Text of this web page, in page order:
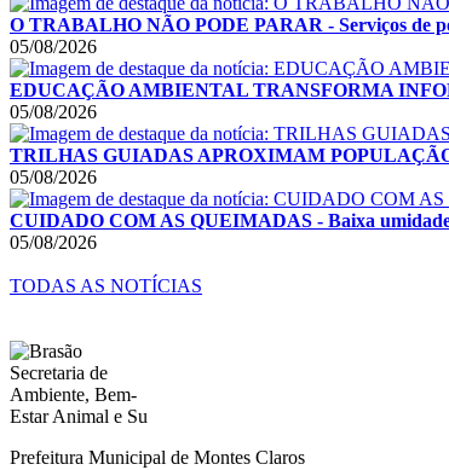
O TRABALHO NÃO PODE PARAR - Serviços de
05/08/2026
EDUCAÇÃO AMBIENTAL TRANSFORMA
05/08/2026
TRILHAS GUIADAS APROXIMAM POPULAÇÃO
05/08/2026
CUIDADO COM AS QUEIMADAS - Baixa umidade
05/08/2026
TODAS AS NOTÍCIAS
Prefeitura Municipal de Montes Claros